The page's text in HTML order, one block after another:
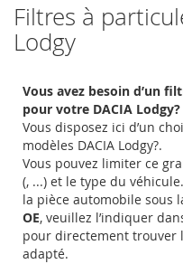
Filtres à
Lodgy
Vous avez besoin d’un
pour votre DACIA Lodgy?
Vous disposez ici d’un
modèles DACIA Lodgy?.
Vous pouvez limiter ce
(, ...) et le type du
la pièce automobile sous
OE, veuillez l’indiquer
pour directement trouver
adapté.